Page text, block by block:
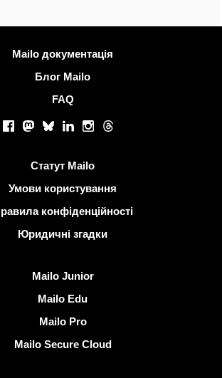
Mailo документація
Блог Mailo
FAQ
Facebook
Mastodon
BlueskyLinkedInInstagram
Threads
Статут Mailo
Умови користування
конфіденційності
Юридичні згадки
Mailo Junior
Mailo Edu
Mailo Pro
Mailo Secure Cloud